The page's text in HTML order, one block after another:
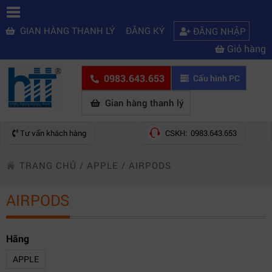
GIAN HÀNG THANH LÝ ĐĂNG KÝ ĐĂNG NHẬP
Giỏ hàng
0983.643.653 Cấu hình PC
Gian hàng thanh lý
Tư vấn khách hàng CSKH: 0983.643.653
TRANG CHỦ / APPLE / AIRPODS
AIRPODS
Hãng
APPLE